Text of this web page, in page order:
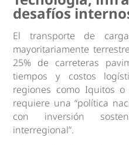
desafíos
El transporte de
mayoritariamente
25% de carreteras
tiempos y costos
regiones como Iquitos
requiere una “política
con inversión
interregional”.